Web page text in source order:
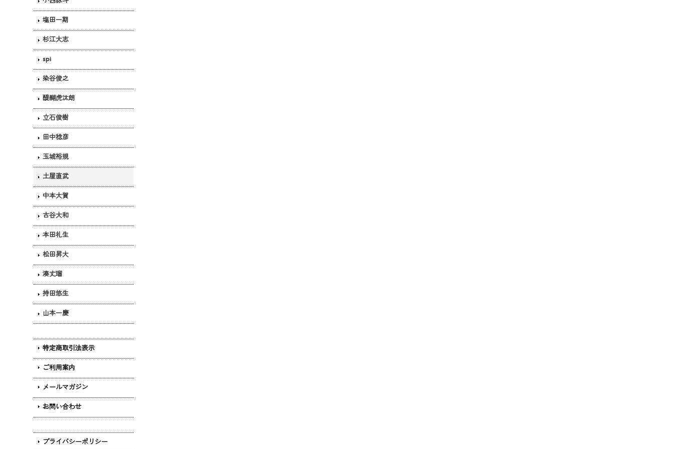
塩田一期
杉江大志
spi
染谷俊之
醍醐虎汰朗
立石俊樹
田中稔彦
玉城裕規
土屋直武
中本大賀
古谷大和
本田礼生
松田昇大
湊丈瑠
持田悠生
山本一慶
特定商取引法表示
ご利用案内
メールマガジン
お問い合わせ
プライバシーポリシー